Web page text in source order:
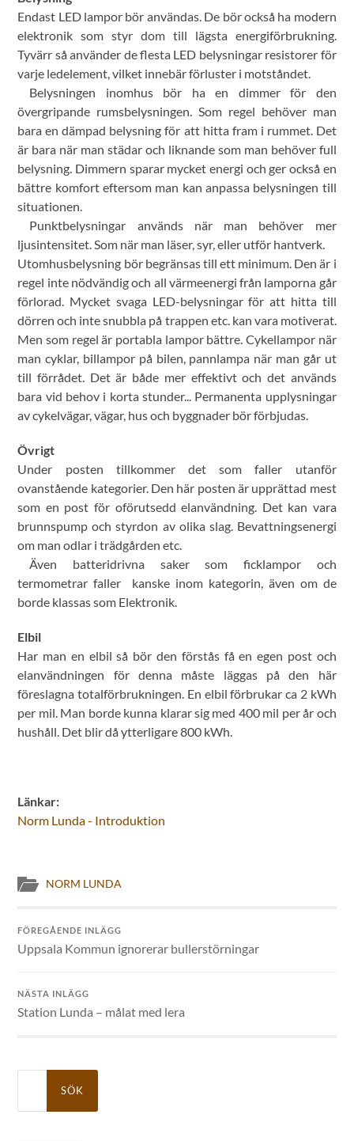
Endast LED lampor bör användas. De bör också ha modern
elektronik som styr dom till lägsta energiförbrukning.
Tyvärr så använder de flesta LED belysningar resistorer för
varje ledelement, vilket innebär förluster i motståndet.
Belysningen inomhus bör ha en dimmer för den
övergripande rumsbelysningen. Som regel behöver man
bara en dämpad belysning för att hitta fram i rummet. Det
är bara när man städar och liknande som man behöver full
belysning. Dimmern sparar mycket energi och ger också en
bättre komfort eftersom man kan anpassa belysningen till
situationen.
Punktbelysningar används när man behöver mer
ljusintensitet. Som när man läser, syr, eller utför hantverk.
Utomhusbelysning bör begränsas till ett minimum. Den är i
regel inte nödvändig och all värmeenergi från lamporna går
förlorad. Mycket svaga LED-belysningar för att hitta till
dörren och inte snubbla på trappen etc. kan vara motiverat.
Men som regel är portabla lampor bättre. Cykellampor när
man cyklar, billampor på bilen, pannlampa när man går ut
till förrådet. Det är både mer effektivt och det används
bara vid behov i korta stunder... Permanenta upplysningar
av cykelvägar, vägar, hus och byggnader bör förbjudas.
Övrigt
Under posten tillkommer det som faller utanför
ovanstående kategorier. Den här posten är upprättad mest
som en post för oförutsedd elanvändning. Det kan vara
brunnspump och styrdon av olika slag. Bevattningsenergi
om man odlar i trädgården etc.
Även batteridrivna saker som ficklampor och
termometrar faller kanske inom kategorin, även om de
borde klassas som Elektronik.
Elbil
Har man en elbil så bör den förstås få en egen post och
elanvändningen för denna måste läggas på den här
föreslagna totalförbrukningen. En elbil förbrukar ca 2 kWh
per mil. Man borde kunna klarar sig med 400 mil per år och
hushåll. Det blir då ytterligare 800 kWh.
Länkar:
Norm Lunda - Introduktion
NORM LUNDA
FÖREGÅENDE INLÄGG
Uppsala Kommun ignorerar bullerstörningar
NÄSTA INLÄGG
Station Lunda – målat med lera